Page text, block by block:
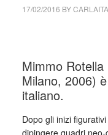
17/02/2016 BYCARLAITA
Mimmo
Milano, 2006)
italiano.
Dopo gli inizi
dipingere quadri